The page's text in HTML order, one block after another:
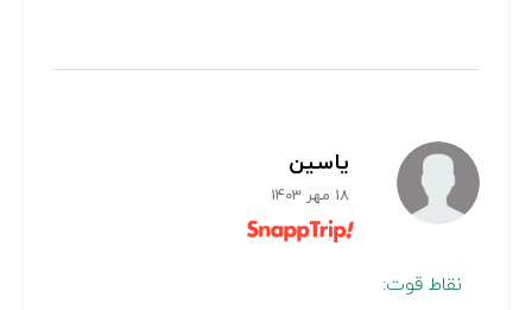
یاسین
18 مهر 1403
نقاط قوت: